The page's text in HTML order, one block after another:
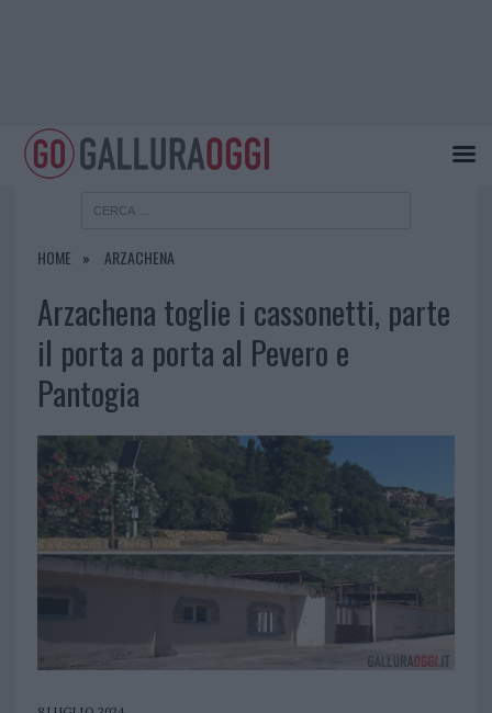
HOME ARZACHENA
Arzachena toglie i cassonetti, parte
il porta a porta al Pevero e
Pantogia